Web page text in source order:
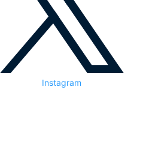
Instagram